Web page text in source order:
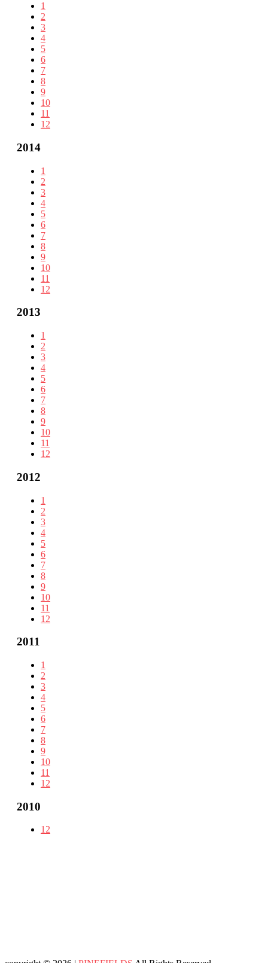
1
2
3
4
5
6
7
8
9
10
11
12
2014
1
2
3
4
5
6
7
8
9
10
11
12
2013
1
2
3
4
5
6
7
8
9
10
11
12
2012
1
2
3
4
5
6
7
8
9
10
11
12
2011
1
2
3
4
5
6
7
8
9
10
11
12
2010
12